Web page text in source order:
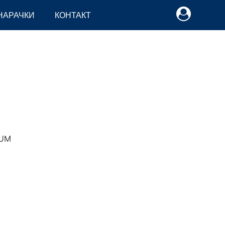
КОНТАКТ